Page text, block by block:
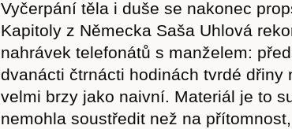
Vyčerpání těla i duše se nakonec
Kapitoly z Německa Saša Uhlová
nahrávek telefonátů s manželem:
dvanácti čtrnácti hodinách tvrdé dřiny
velmi brzy jako naivní. Materiál je to
nemohla soustředit než na